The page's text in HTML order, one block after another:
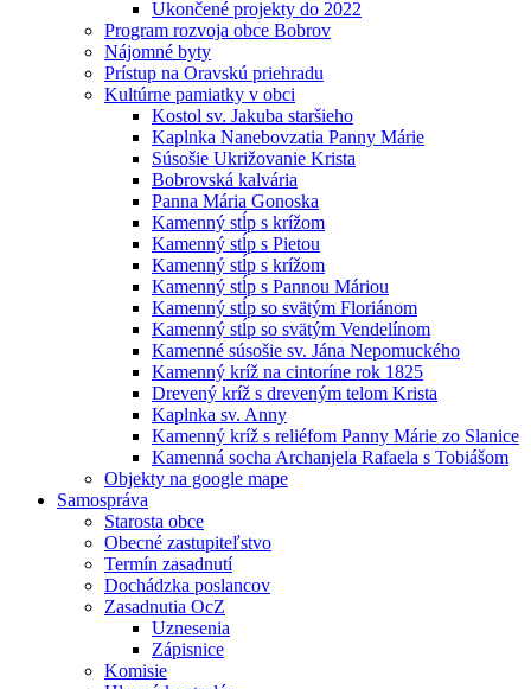
Ukončené projekty do 2022
Program rozvoja obce Bobrov
Nájomné byty
Prístup na Oravskú priehradu
Kultúrne pamiatky v obci
Kostol sv. Jakuba staršieho
Kaplnka Nanebovzatia Panny Márie
Súsošie Ukrižovanie Krista
Bobrovská kalvária
Panna Mária Gonoska
Kamenný stĺp s krížom
Kamenný stĺp s Pietou
Kamenný stĺp s krížom
Kamenný stĺp s Pannou Máriou
Kamenný stĺp so svätým Floriánom
Kamenný stĺp so svätým Vendelínom
Kamenné súsošie sv. Jána Nepomuckého
Kamenný kríž na cintoríne rok 1825
Drevený kríž s dreveným telom Krista
Kaplnka sv. Anny
Kamenný kríž s reliéfom Panny Márie zo Slanice
Kamenná socha Archanjela Rafaela s Tobiášom
Objekty na google mape
Samospráva
Starosta obce
Obecné zastupiteľstvo
Termín zasadnutí
Dochádzka poslancov
Zasadnutia OcZ
Uznesenia
Zápisnice
Komisie